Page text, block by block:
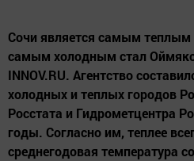
Сочи является самым теплым
самым холодным стал
INNOV.RU. Агентство
холодных и теплых городов
Росстата и Гидрометцентра
годы. Согласно им, теплее
среднегодовая температура